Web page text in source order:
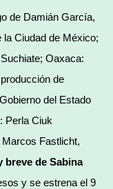
de Damián García,
la Ciudad de México;
Oaxaca:
de
del Estado
Perla Ciuk
Fastlicht,
breve de Sabina
y se estrena el 9